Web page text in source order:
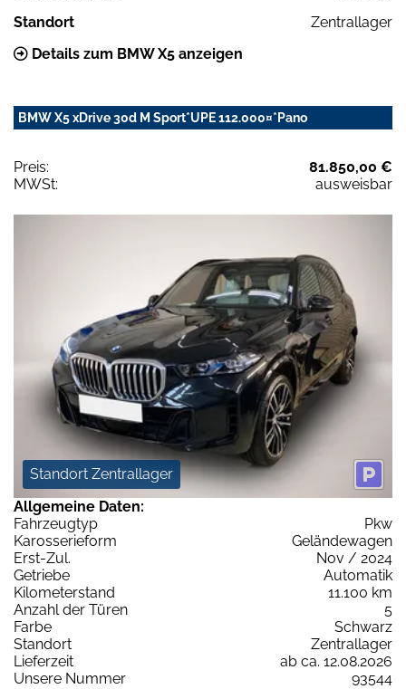
Standort
Zentrallager
Details zum BMW X5 anzeigen
BMW X5 xDrive 30d M Sport*UPE 112.000¤*Pano
Preis:
81.850,00 €
MWSt:
ausweisbar
Standort Zentrallager
Allgemeine Daten:
Fahrzeugtyp
Pkw
Karosserieform
Geländewagen
Erst-Zul.
Nov / 2024
Getriebe
Automatik
Kilometerstand
11.100 km
Anzahl der Türen
5
Farbe
Schwarz
Standort
Zentrallager
Lieferzeit
ab ca. 12.08.2026
Unsere Nummer
93544